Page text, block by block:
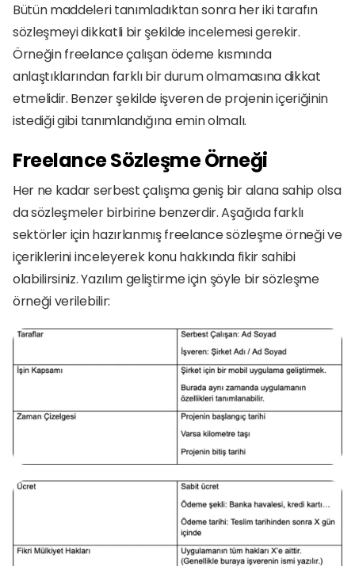
Bütün maddeleri tanımladıktan sonra her iki tarafın
sözleşmeyi dikkatli bir şekilde incelemesi gerekir.
Örneğin freelance çalışan ödeme kısmında
anlaştıklarından farklı bir durum olmamasına dikkat
etmelidir. Benzer şekilde işveren de projenin içeriğinin
istediği gibi tanımlandığına emin olmalı.
Freelance Sözleşme Örneği
Her ne kadar serbest çalışma geniş bir alana sahip olsa
da sözleşmeler birbirine benzerdir. Aşağıda farklı
sektörler için hazırlanmış freelance sözleşme örneği ve
içeriklerini inceleyerek konu hakkında fikir sahibi
olabilirsiniz. Yazılım geliştirme için şöyle bir sözleşme
örneği verilebilir: